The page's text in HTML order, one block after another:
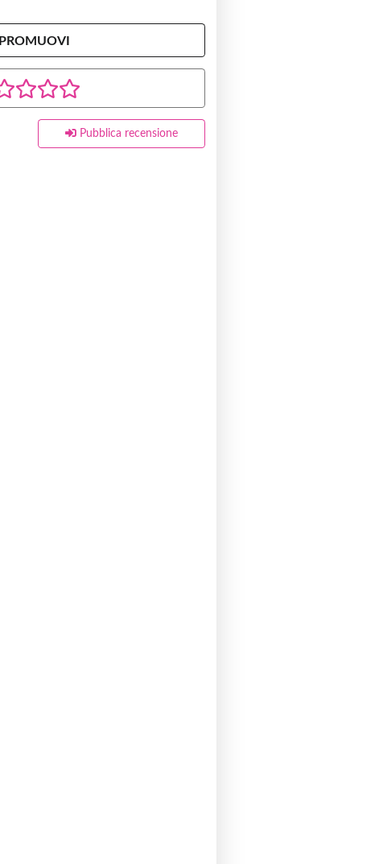
PROMUOVI
Pubblica recensione